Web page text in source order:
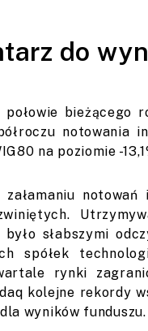
do
połowie bieżącego
notowania
na poziomie -
było słabszymi
spółek
rynki
kolejne rekordy
wyników funduszu.